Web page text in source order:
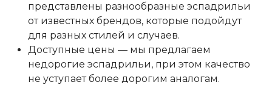
представлены разнообразные эспадрильи
от известных брендов, которые подойдут
для разных стилей и случаев.
Доступные цены — мы предлагаем
недорогие эспадрильи, при этом качество
не уступает более дорогим аналогам.